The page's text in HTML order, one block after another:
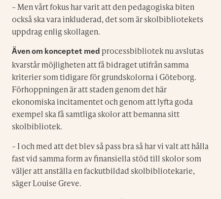
– Men vårt fokus har varit att den pedagogiska biten
också ska vara inkluderad, det som är skolbibliotekets
uppdrag enlig skollagen.
Även om konceptet med processbibliotek nu avslutas
kvarstår möjligheten att få bidraget utifrån samma
kriterier som tidigare för grundskolorna i Göteborg.
Förhoppningen är att staden genom det här
ekonomiska incitamentet och genom att lyfta goda
exempel ska få samtliga skolor att bemanna sitt
skolbibliotek.
– I och med att det blev så pass bra så har vi valt att hålla
fast vid samma form av finansiella stöd till skolor som
väljer att anställa en fackutbildad skolbibliotekarie,
säger Louise Greve.